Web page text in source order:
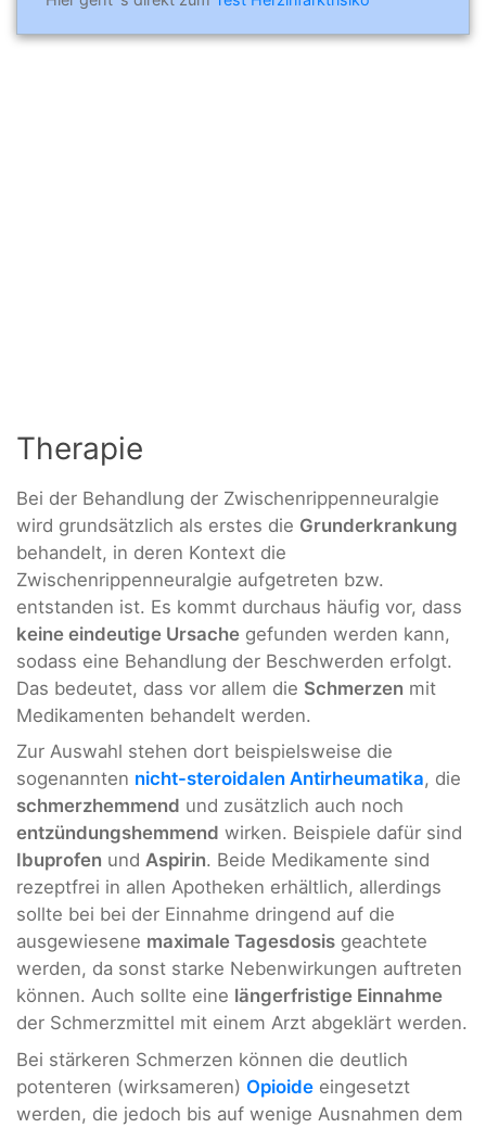
Therapie
Bei der Behandlung der Zwischenrippenneuralgie
wird grundsätzlich als erstes die Grunderkrankung
behandelt, in deren Kontext die
Zwischenrippenneuralgie aufgetreten bzw.
entstanden ist. Es kommt durchaus häufig vor, dass
keine eindeutige Ursache gefunden werden kann,
sodass eine Behandlung der Beschwerden erfolgt.
Das bedeutet, dass vor allem die Schmerzen mit
Medikamenten behandelt werden.
Zur Auswahl stehen dort beispielsweise die
sogenannten nicht-steroidalen Antirheumatika, die
schmerzhemmend und zusätzlich auch noch
entzündungshemmend wirken. Beispiele dafür sind
Ibuprofen und Aspirin. Beide Medikamente sind
rezeptfrei in allen Apotheken erhältlich, allerdings
sollte bei bei der Einnahme dringend auf die
ausgewiesene maximale Tagesdosis geachtete
werden, da sonst starke Nebenwirkungen auftreten
können. Auch sollte eine längerfristige Einnahme
der Schmerzmittel mit einem Arzt abgeklärt werden.
Bei stärkeren Schmerzen können die deutlich
potenteren (wirksameren) Opioide eingesetzt
werden, die jedoch bis auf wenige Ausnahmen dem